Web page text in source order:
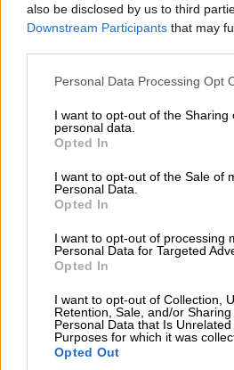
also be disclosed by us to third
Downstream Participants that may
Please note that this website/app
not limited to your visit or usage
grant or deny consent to Google
use your data for below specified
consent section.
Personal Data Processing Opt
I want to opt-out of the Sharing
personal data.
Opted In
I want to opt-out of the Sale of
Personal Data.
Opted In
I want to opt-out of processing
Personal Data for Targeted
Opted In
I want to opt-out of Collection,
Retention, Sale, and/or
Personal Data that Is
Purposes for which it was
Opted Out
Turvaa
Tarjolla myös
rahoitus- ja
varaa demo